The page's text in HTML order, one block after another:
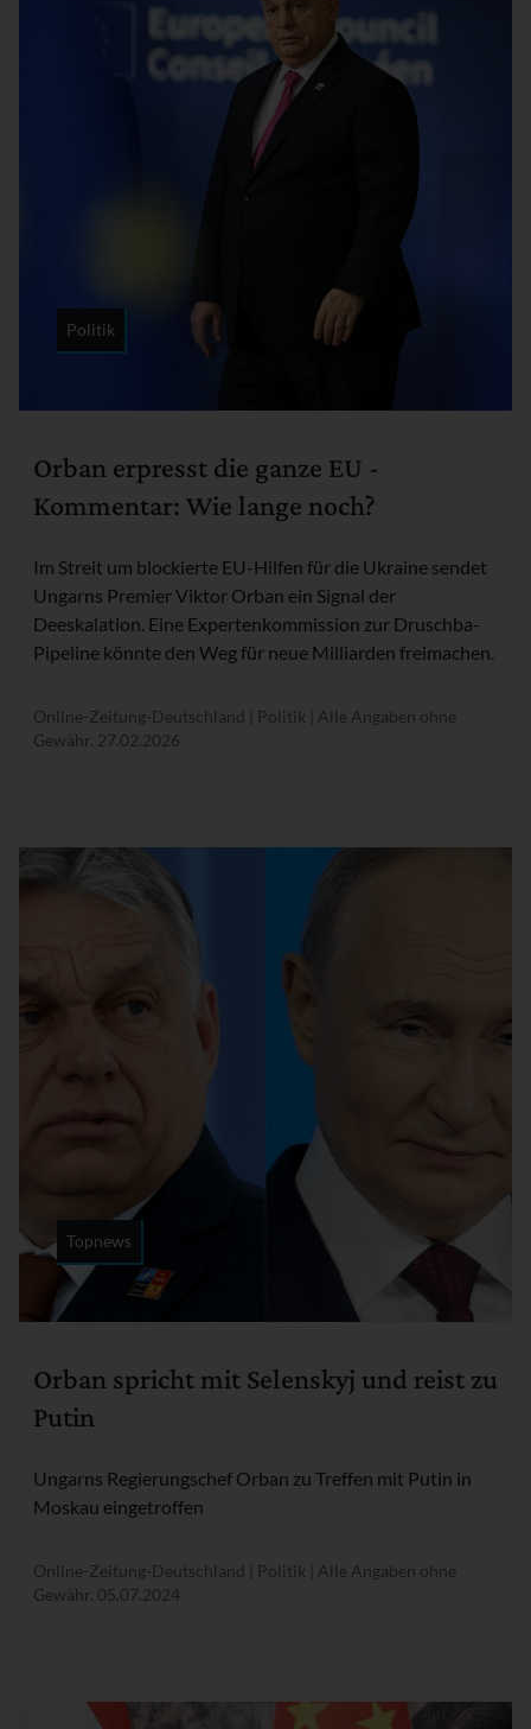
Orban erpresst die ganze EU -
Kommentar: Wie lange noch?
Im Streit um blockierte EU-Hilfen für die Ukraine sendet
Ungarns Premier Viktor Orban ein Signal der
Deeskalation. Eine Expertenkommission zur Druschba-
Pipeline könnte den Weg für neue Milliarden freimachen.
Politik
Online-Zeitung-Deutschland | Politik | Alle Angaben ohne
Gewähr. 27.02.2026
Orban spricht mit Selenskyj und reist zu
Putin
Ungarns Regierungschef Orban zu Treffen mit Putin in
Moskau eingetroffen
Topnews
Online-Zeitung-Deutschland | Politik | Alle Angaben ohne
Gewähr. 05.07.2024